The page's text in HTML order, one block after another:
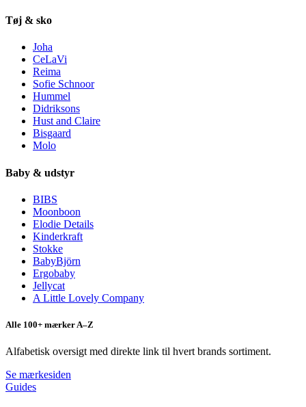
Tøj & sko
Joha
CeLaVi
Reima
Sofie Schnoor
Hummel
Didriksons
Hust and Claire
Bisgaard
Molo
Baby & udstyr
BIBS
Moonboon
Elodie Details
Kinderkraft
Stokke
BabyBjörn
Ergobaby
Jellycat
A Little Lovely Company
Alle 100+ mærker A–Z
Alfabetisk oversigt med direkte link til hvert brands sortiment.
Se mærkesiden
Guides